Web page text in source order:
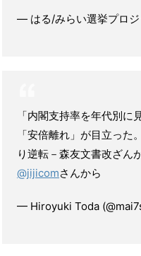
— はる/みらい選挙プロ
「内閣支持率を年代別
「安倍離れ」が目立っ
り逆転－森友文書改ざん
@jijicomさんから
— Hiroyuki Toda